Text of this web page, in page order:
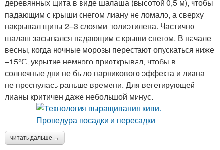
деревянных щита в виде шалаша (высотой 0,5 м), чтобы
падающим с крыши снегом лиану не ломало, а сверху
накрывал щиты 2–3 слоями полиэтилена. Частично
шалаш засыпался падающим с крыши снегом. В начале
весны, когда ночные морозы перестают опускаться ниже
–15°С, укрытие немного приоткрывал, чтобы в
солнечные дни не было парникового эффекта и лиана
не проснулась раньше времени. Для вегетирующей
лианы критичен даже небольшой минус.
читать дальше →